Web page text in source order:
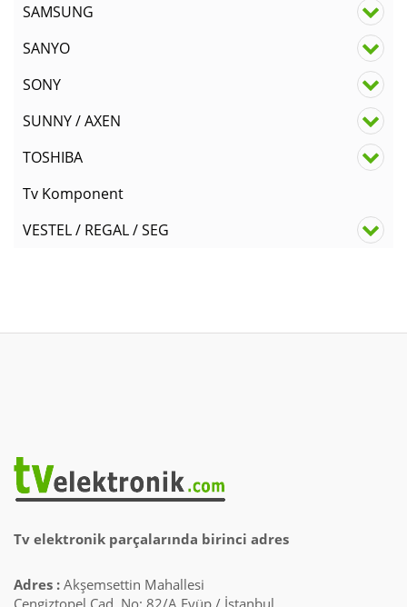
SAMSUNG
SANYO
SONY
SUNNY / AXEN
TOSHIBA
Tv Komponent
VESTEL / REGAL / SEG
Tv elektronik parçalarında birinci adres
Adres : Akşemsettin Mahallesi
Cengiztopel Cad. No: 82/A Eyüp / İstanbul